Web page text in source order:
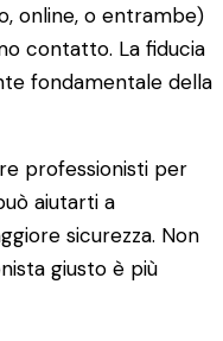
online, o entrambe)
contatto. La fiducia
fondamentale della
professionisti per
aiutarti a
sicurezza. Non
giusto è più